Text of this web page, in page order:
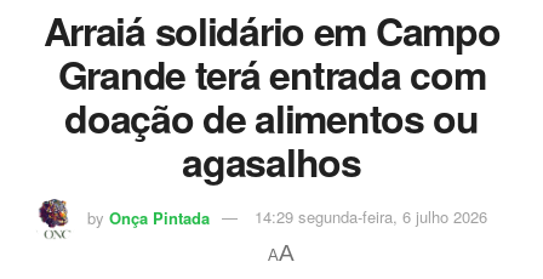
Arraiá solidário em Campo
Grande terá entrada com
doação de alimentos ou
agasalhos
by Onça Pintada 14:29 segunda-feira, 6 julho 2026
AA